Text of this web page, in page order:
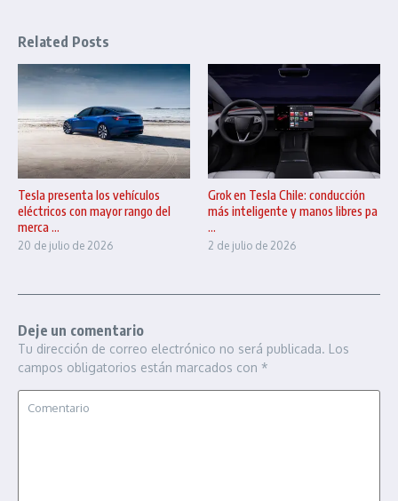
Related Posts
Tesla presenta los vehículos
eléctricos con mayor rango del
merca ...
20 de julio de 2026
Grok en Tesla Chile: conducción
más inteligente y manos libres pa
...
2 de julio de 2026
Deje un comentario
Tu dirección de correo electrónico no será publicada. Los
campos obligatorios están marcados con *